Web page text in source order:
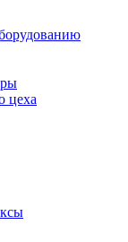
цеха